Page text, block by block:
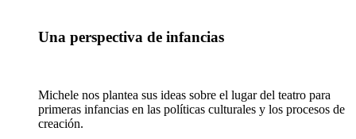
Una perspectiva de infancias
Michele nos plantea sus ideas sobre el lugar del teatro para
primeras infancias en las políticas culturales y los procesos de
creación.